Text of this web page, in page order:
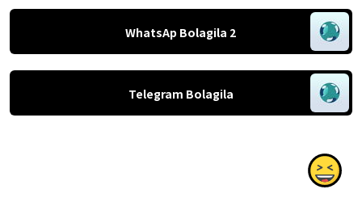
WhatsAp Bolagila 2
Telegram Bolagila